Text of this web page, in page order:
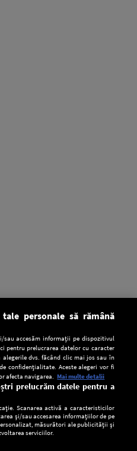
personale să rămână
sau accesăm informații pe dispozitivul
pentru prelucrarea datelor cu caracter
dvs. făcând clic mai jos sau în
confidențialitate. Aceste alegeri vor fi
afecta navigarea. Mai multe detalii
prelucrăm datele pentru a
Scanarea activă a caracteristicilor
și/sau accesarea informațiilor de pe
măsurători ale publicității și
serviciilor.